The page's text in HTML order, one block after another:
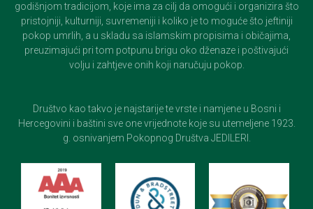
godišnjom tradicijom, koje ima za cilj da omogući i organizira što
pristojniji, kulturniji, suvremeniji i koliko je to moguće što jeftiniji
pokop umrlih, a u skladu sa islamskim propisima i običajima,
preuzimajući pri tom potpunu brigu oko dženaze i poštivajući
volju i zahtjeve onih koji naručuju pokop.
Društvo kao takvo je najstarije te vrste i namjene u Bosni i
Hercegovini i baštini sve one vrijednote koje su utemeljene 1923.
g. osnivanjem Pokopnog Društva JEDILERI.